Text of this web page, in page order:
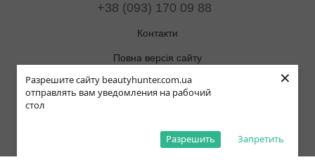
Разрешите сайту beautyhunter.com.ua
отправлять вам уведомления на рабочий
стол
Запретить
Разрешить
×
+38 (093) 170 09 88
Контакти
Повна версія сайту
Мапа сайту
Eng Pol